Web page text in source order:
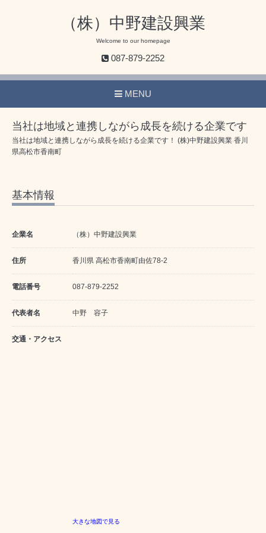
（株）中野建設興業
Welcome to our homepage
087-879-2252
MENU
当社は地域と連携しながら成長を続ける企業です
当社は地域と連携しながら成長を続ける企業です！ (株)中野建設興業 香川
県高松市香南町
基本情報
企業名 （株）中野建設興業
住所 香川県 高松市香南町由佐78-2
電話番号 087-879-2252
代表者名 中野 容子
交通・アクセス
大きな地図で見る